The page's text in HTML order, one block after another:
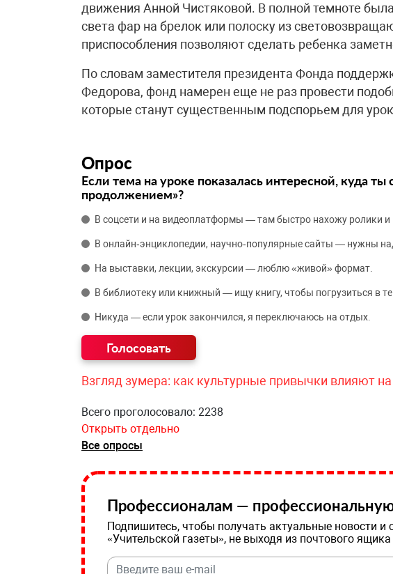
движения Анной Чистяковой. В полной темноте
света фар на брелок или полоску из
приспособления позволяют сделать ребенка
По словам заместителя президента Фонда
Федорова, фонд намерен еще не раз провести
которые станут существенным подспорьем для
Опрос
Если тема на уроке показалась интересной, куда
продолжением»?
В соцсети и на видеоплатформы — там быстро нахожу ролики и
В онлайн‑энциклопедии, научно‑популярные сайты — нужны
На выставки, лекции, экскурсии — люблю «живой» формат.
В библиотеку или книжный — ищу книгу, чтобы погрузиться в
Никуда — если урок закончился, я переключаюсь на отдых.
Взгляд зумера: как культурные привычки влияют
Всего проголосовало: 2238
Открыть отдельно
Все опросы
Профессионалам —
Подпишитесь, чтобы получать актуальные новости и
«Учительской газеты», не выходя из почтового ящика